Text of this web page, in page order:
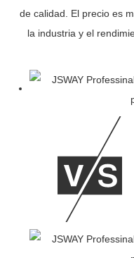
de calidad. El precio es
la industria y el